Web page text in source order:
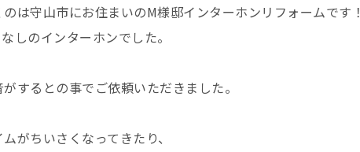
は守山市にお住まいのM様邸インターホンリフォームです！
しのインターホンでした。
するとの事でご依頼いただきました。
がちいさくなってきたり、